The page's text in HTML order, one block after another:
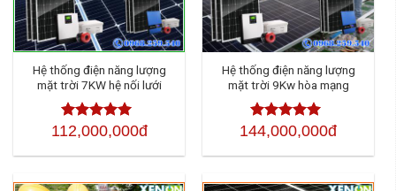
Hệ thống điện năng lượng
mặt trời 7KW hệ nối lưới
Được xếp
sao
112,000,000đ
Hệ thống điện năng lượng
mặt trời 9Kw hòa mạng
Được xếp
sao
144,000,000đ